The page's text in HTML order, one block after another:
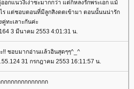
อกแนวงี่เง่าซะมากกว่า แต่ก็หลงรักพระเอก แม้
ไร แต่ชอบตอนที่มีลูกสิงดตเข้ามา ตอนนั้นนน่ารัก
ทะเลาะกันค่ะ
3 มีนาคม 2553 4:01:31 น.
ชอบมากอ่านเเล้วอินสุดๆๆ^_^
31 กรกฎาคม 2553 16:11:57 น.
กกกกกกกกกกกกก